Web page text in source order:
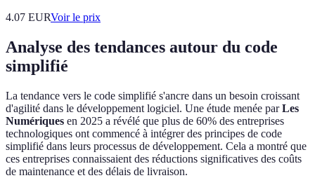
4.07 EURVoir le prix
Analyse des tendances autour du code
simplifié
La tendance vers le code simplifié s'ancre dans un besoin croissant
d'agilité dans le développement logiciel. Une étude menée parLes
Numériques en 2025 a révélé que plus de 60% des entreprises
technologiques ont commencé à intégrer des principes de code
simplifié dans leurs processus de développement. Cela a montré que
ces entreprises connaissaient des réductions significatives des coûts
de maintenance et des délais de livraison.